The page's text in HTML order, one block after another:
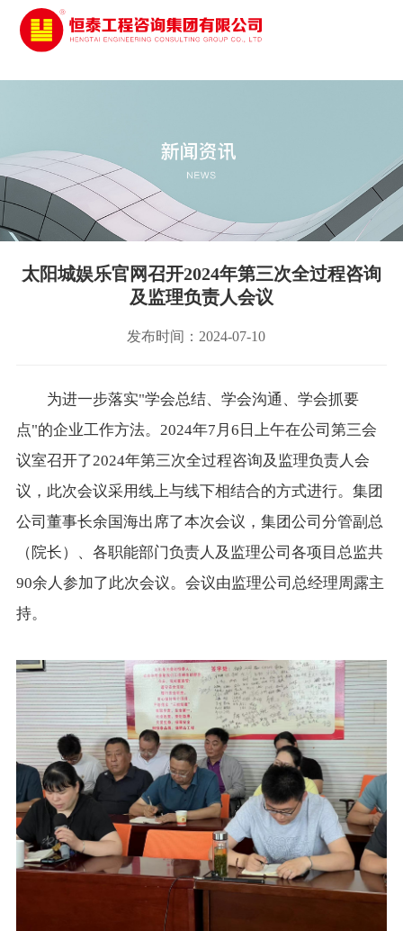
太阳城娱乐
太阳城娱乐官网召开2024年第三次全过程咨询
及监理负责人会议
发布时间：2024-07-10
为进一步落实"学会总结、学会沟通、学会抓要
点"的企业工作方法。2024年7月6日上午在公司第三会
议室召开了2024年第三次全过程咨询及监理负责人会
议，此次会议采用线上与线下相结合的方式进行。集团
公司董事长余国海出席了本次会议，集团公司分管副总
（院长）、各职能部门负责人及监理公司各项目总监共
90余人参加了此次会议。会议由监理公司总经理周露主
持。